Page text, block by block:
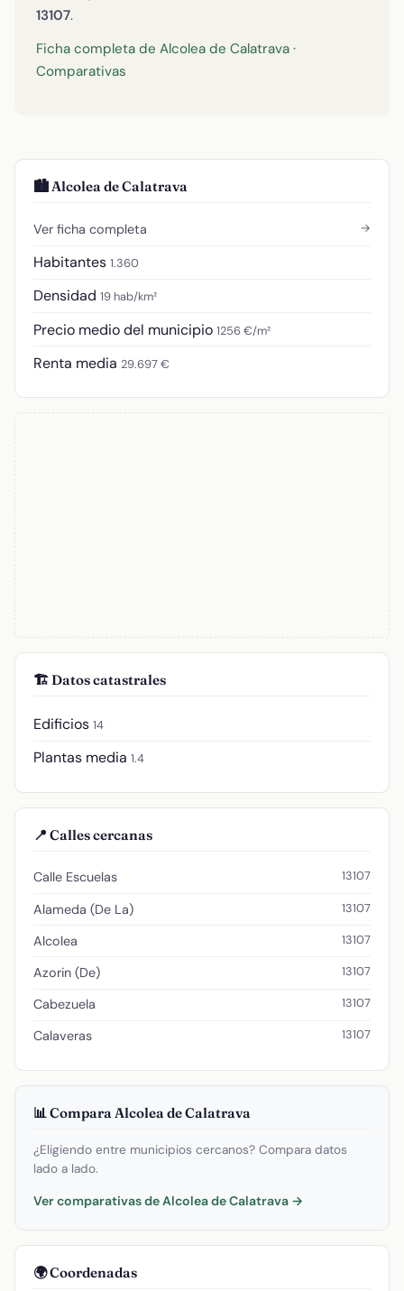
13107.
Ficha completa de Alcolea de Calatrava ·
Comparativas
🏙️ Alcolea de Calatrava
Ver ficha completa →
Habitantes 1.360
Densidad 19 hab/km²
Precio medio del municipio 1256 €/m²
Renta media 29.697 €
🏗️ Datos catastrales
Edificios 14
Plantas media 1.4
📍 Calles cercanas
Calle Escuelas 13107
Alameda (De La) 13107
Alcolea 13107
Azorin (De) 13107
Cabezuela 13107
Calaveras 13107
📊 Compara Alcolea de Calatrava
¿Eligiendo entre municipios cercanos? Compara datos
lado a lado.
Ver comparativas de Alcolea de Calatrava →
🌍 Coordenadas